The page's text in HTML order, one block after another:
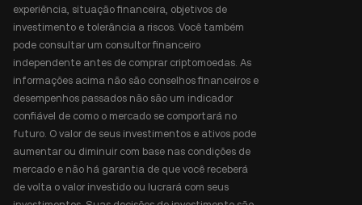
experiência, situação financeira, objetivos de
investimento e tolerância a riscos. Você também
pode consultar um consultor financeiro
independente antes de comprar criptomoedas. As
informações acima não são conselhos financeiros e
desempenhos passados não são um indicador
confiável de como o mercado se comportará no
futuro. O valor de seus investimentos e ativos pode
aumentar ou diminuir com base nas condições de
mercado e não há garantia de que você receberá
de volta o valor investido ou lucrará com seus